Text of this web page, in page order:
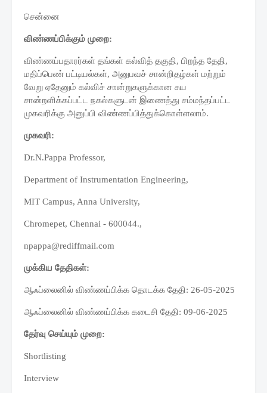
சென்னை
விண்ணப்பிக்கும் முறை:
விண்ணப்பதாரர்கள் தங்கள் கல்வித் தகுதி, பிறந்த தேதி,
மதிப்பெண் பட்டியல்கள், அனுபவச் சான்றிதழ்கள் மற்றும்
வேறு ஏதேனும் கல்விச் சான்றுகளுக்கான சுய
சான்றளிக்கப்பட்ட நகல்களுடன் இணைத்து சம்மந்தப்பட்ட
முகவரிக்கு அனுப்பி விண்ணப்பித்துக்கொள்ளலாம்.
முகவரி:
Dr.N.Pappa Professor,
Department of Instrumentation Engineering,
MIT Campus, Anna University,
Chromepet, Chennai - 600044.,
npappa@rediffmail.com
முக்கிய தேதிகள்:
ஆஃப்லைனில் விண்ணப்பிக்க தொடக்க தேதி: 26-05-2025
ஆஃப்லைனில் விண்ணப்பிக்க கடைசி தேதி: 09-06-2025
தேர்வு செய்யும் முறை:
Shortlisting
Interview